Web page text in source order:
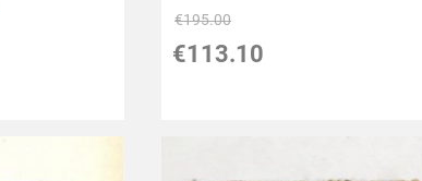
€195.00
€113.10